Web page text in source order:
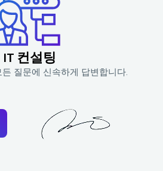
IT 컨설팅
질문에 신속하게 답변합니다.